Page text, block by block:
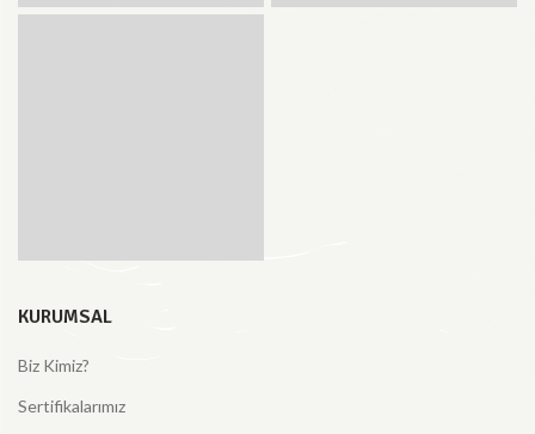
KURUMSAL
Biz Kimiz?
Sertifikalarımız